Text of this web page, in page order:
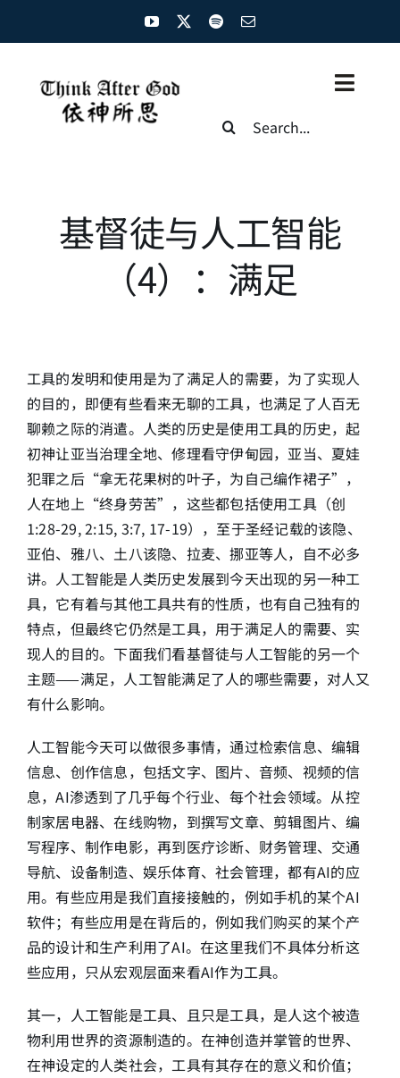
圣经概览
圣经解析
简介
下载
Search
基督徒与人工智能
（4）：满足
工具的发明和使用是为了满足人的需要，为了实现人
的目的，即便有些看来无聊的工具，也满足了人百无
聊赖之际的消遣。人类的历史是使用工具的历史，起
初神让亚当治理全地、修理看守伊甸园，亚当、夏娃
犯罪之后“拿无花果树的叶子，为自己编作裙子”，
人在地上“终身劳苦”，这些都包括使用工具（创
1:28-29, 2:15, 3:7, 17-19），至于圣经记载的该隐、
亚伯、雅八、土八该隐、拉麦、挪亚等人，自不必多
讲。人工智能是人类历史发展到今天出现的另一种工
具，它有着与其他工具共有的性质，也有自己独有的
特点，但最终它仍然是工具，用于满足人的需要、实
现人的目的。下面我们看基督徒与人工智能的另一个
主题——满足，人工智能满足了人的哪些需要，对人又
有什么影响。
人工智能今天可以做很多事情，通过检索信息、编辑
信息、创作信息，包括文字、图片、音频、视频的信
息，AI渗透到了几乎每个行业、每个社会领域。从控
制家居电器、在线购物，到撰写文章、剪辑图片、编
写程序、制作电影，再到医疗诊断、财务管理、交通
导航、设备制造、娱乐体育、社会管理，都有AI的应
用。有些应用是我们直接接触的，例如手机的某个AI
软件；有些应用是在背后的，例如我们购买的某个产
品的设计和生产利用了AI。在这里我们不具体分析这
些应用，只从宏观层面来看AI作为工具。
其一，人工智能是工具、且只是工具，是人这个被造
物利用世界的资源制造的。在神创造并掌管的世界、
在神设定的人类社会，工具有其存在的意义和价值；